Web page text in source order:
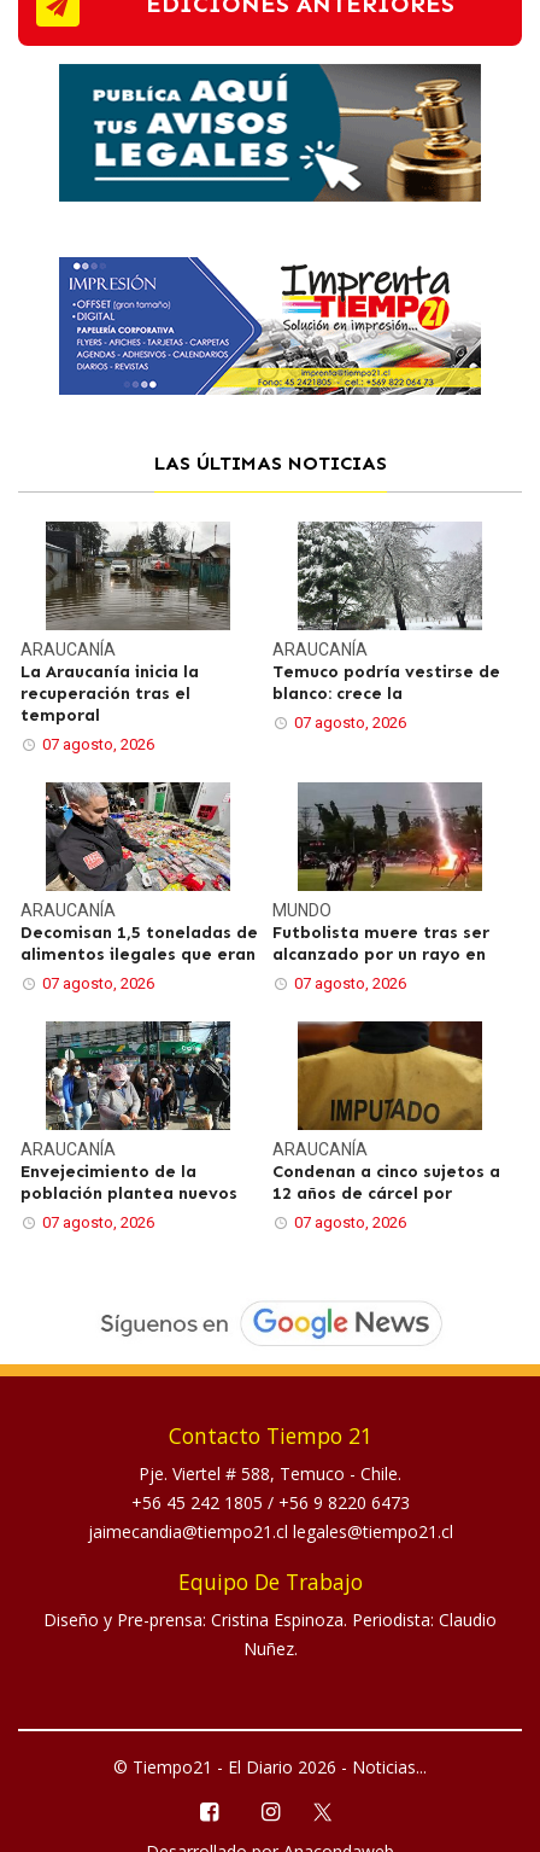
LAS ÚLTIMAS NOTICIAS
ARAUCANÍA
La Araucanía inicia la
recuperación tras el
temporal
07 agosto, 2026
ARAUCANÍA
Temuco podría vestirse de
blanco: crece la
07 agosto, 2026
ARAUCANÍA
Decomisan 1,5 toneladas de
alimentos ilegales que eran
07 agosto, 2026
MUNDO
Futbolista muere tras ser
alcanzado por un rayo en
07 agosto, 2026
ARAUCANÍA
Envejecimiento de la
población plantea nuevos
07 agosto, 2026
ARAUCANÍA
Condenan a cinco sujetos a
12 años de cárcel por
07 agosto, 2026
Contacto Tiempo 21
Pje. Viertel # 588, Temuco - Chile.
+56 45 242 1805 / +56 9 8220 6473
jaimecandia@tiempo21.cl legales@tiempo21.cl
Equipo De Trabajo
Diseño y Pre-prensa: Cristina Espinoza. Periodista: Claudio
Nuñez.
© Tiempo21 - El Diario 2026 - Noticias...